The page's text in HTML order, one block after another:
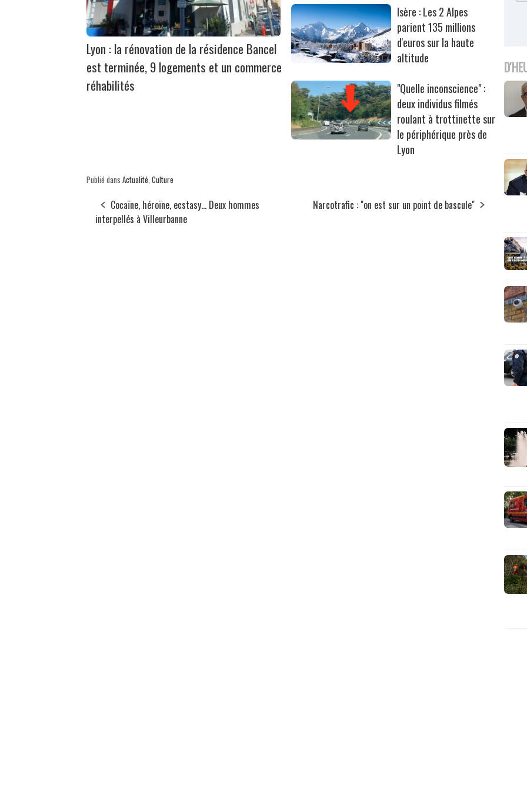
Lyon : la rénovation de la résidence Bancel
est terminée, 9 logements et un commerce
réhabilités
Isère : Les 2 Alpes
parient 135 millions
d'euros sur la haute
altitude
"Quelle inconscience" :
deux individus filmés
roulant à trottinette sur
le périphérique près de
Lyon
Publié dans Actualité, Culture
Cocaïne, héroïne, ecstasy... Deux hommes
interpellés à Villeurbanne
Narcotrafic : "on est sur un point de bascule"